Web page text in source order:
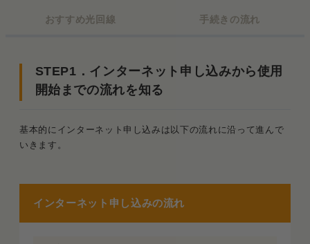
する
3．必要があれば開通工事をする
が必要ですか？
おすすめ光回線 手続きの流れ
STEP1．インターネット申し込みから使用
開始までの流れを知る
基本的にインターネット申し込みは以下の流れに沿って進んで
いきます。
インターネット申し込みの流れ